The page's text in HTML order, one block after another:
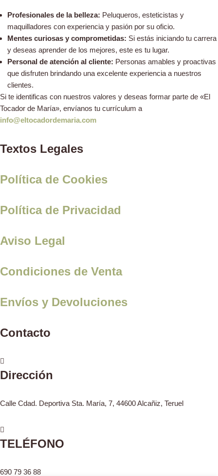
Profesionales de la belleza: Peluqueros, esteticistas y
maquilladores con experiencia y pasión por su oficio.
Mentes curiosas y comprometidas: Si estás iniciando tu carrera
y deseas aprender de los mejores, este es tu lugar.
Personal de atención al cliente: Personas amables y proactivas
que disfruten brindando una excelente experiencia a nuestros
clientes.
Si te identificas con nuestros valores y deseas formar parte de «El
Tocador de María», envíanos tu currículum a
info@eltocadordemaria.com
Textos Legales
Política de Cookies
Política de Privacidad
Aviso Legal
Condiciones de Venta
Envíos y Devoluciones
Contacto
Dirección
Calle Cdad. Deportiva Sta. María, 7, 44600 Alcañiz, Teruel
TELÉFONO
690 79 36 88